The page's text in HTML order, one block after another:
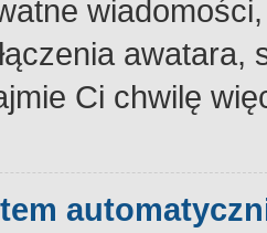
Ci chwilę